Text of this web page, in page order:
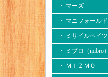
・ マーズ
・ マニフォールド
・ ミサイルベイツ
・ ミブロ（mibro）
・ ＭＩＺＭＯ